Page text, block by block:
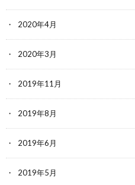
2020年4月
2020年3月
2019年11月
2019年8月
2019年6月
2019年5月